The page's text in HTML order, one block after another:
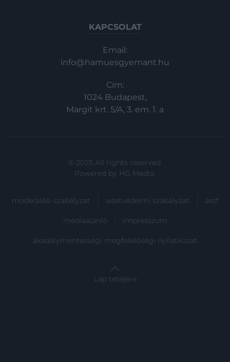
KAPCSOLAT
Email:
info@hamuesgyemant.hu
Cím:
1024 Budapest,
Margit krt. 5/A, 3. em. 1. a
© 2025 All rights reserved.
Powered by HG Media.
moderálási szabályzat adatvédelmi szabályzat ászf
médiaajánló impresszum
akadálymentességi megfelelőségi nyilatkozat
Lap tetejére